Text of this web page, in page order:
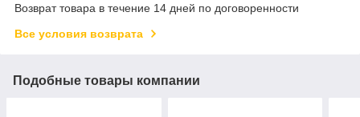
Возврат товара в течение 14 дней по договоренности
Все условия возврата
Подобные товары компании